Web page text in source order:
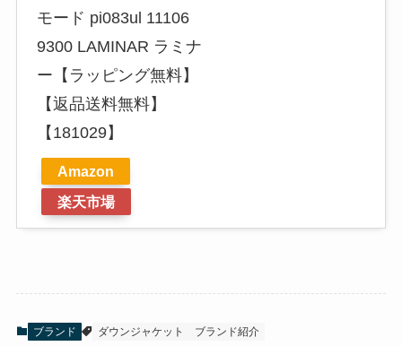
モード pi083ul 11106
9300 LAMINAR ラミナ
ー【ラッピング無料】
【返品送料無料】
【181029】
Amazon
楽天市場
ブランド ダウンジャケット ブランド紹介